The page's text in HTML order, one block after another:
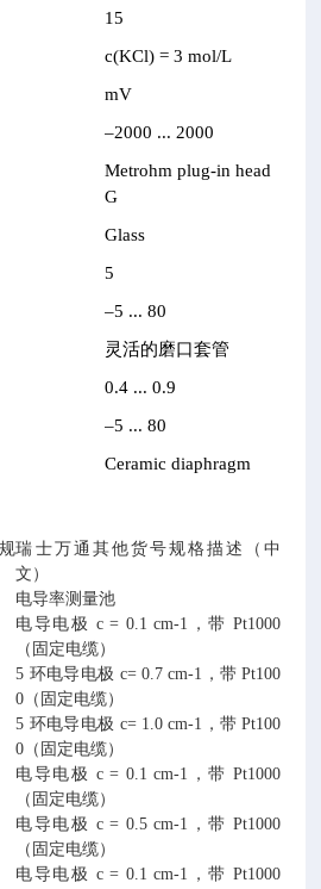
15
c(KCl) = 3 mol/L
mV
–2000 ... 2000
Metrohm plug-in head
G
Glass
5
–5 ... 80
灵活的磨口套管
0.4 ... 0.9
–5 ... 80
Ceramic diaphragm
瑞士万通其他货号规格描述（中
文）
电导率测量池
电导电极 c = 0.1 cm-1，带 Pt1000
（固定电缆）
5 环电导电极 c= 0.7 cm-1，带 Pt100
0（固定电缆）
5 环电导电极 c= 1.0 cm-1，带 Pt100
0（固定电缆）
电导电极 c = 0.1 cm-1，带 Pt1000
（固定电缆）
电导电极 c = 0.5 cm-1，带 Pt1000
（固定电缆）
电导电极 c = 0.1 cm-1，带 Pt1000